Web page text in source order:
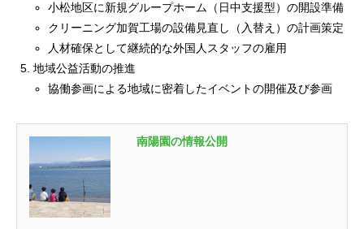
小松地区に新規グループホーム（日中支援型）の開設準備
クリーニング加賀工場の設備見直し（入替え）の計画策定
人材確保として継続的な外国人スタッフの雇用
地域公益活動の推進
協働参画による地域に密着したイベントの開催及び参画
南陽園の情報公開